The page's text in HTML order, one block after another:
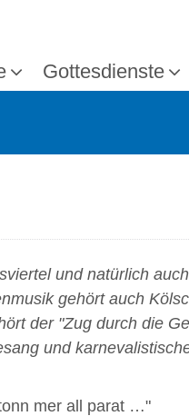
Gottesdienste
und natürlich
gehört auch
der "Zug durch die
und
mer all parat …"